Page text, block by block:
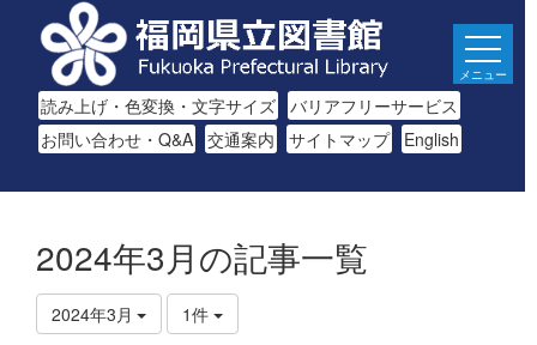
読み上げ・色変換・文字サイズ バリアフリーサービス
お問い合わせ・Q&A 交通案内 サイトマップ English
メニュー
2024年3月の記事一覧
2024年3月 1件